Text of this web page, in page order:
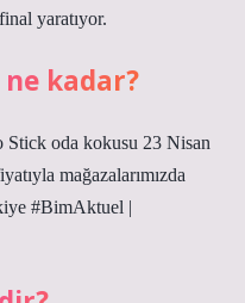
yaratıyor.
ne kadar?
oda kokusu 23 Nisan
mağazalarımızda
#BimAktuel |